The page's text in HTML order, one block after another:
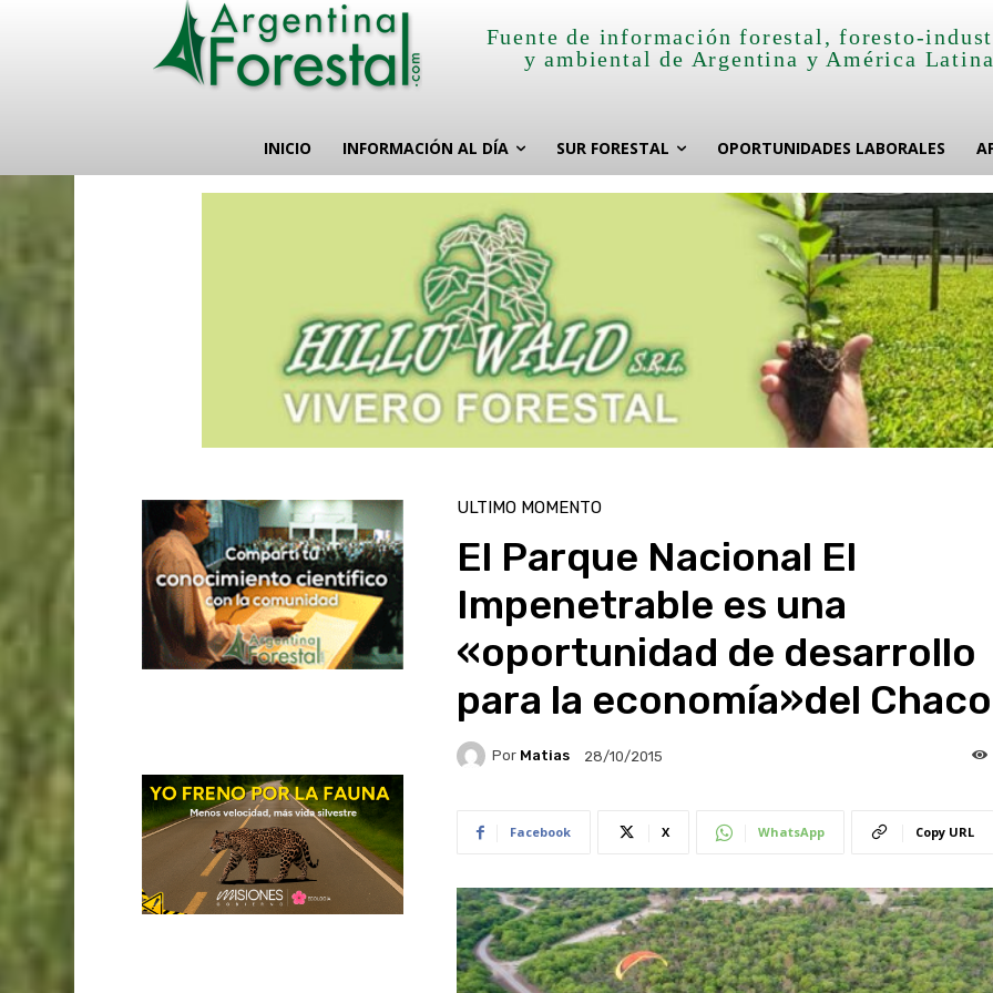
Fuente de información forestal, foresto-
y ambiental de Argentina y América
INICIO INFORMACIÓN AL DÍA SUR FORESTAL OPORTUNIDADES LABORALES
ULTIMO MOMENTO
El Parque Nacional El
Impenetrable es una
«oportunidad de desarrollo
para la economía»del Chaco
Por Matias 28/10/2015
Facebook X WhatsApp Copy URL